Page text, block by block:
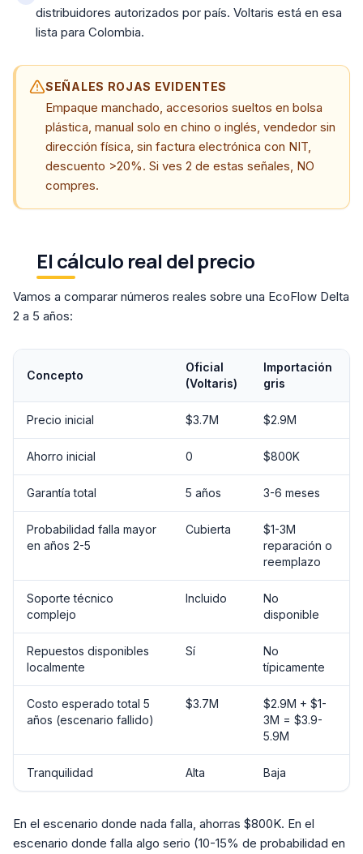
distribuidores autorizados por país. Voltaris está en esa
lista para Colombia.
SEÑALES ROJAS EVIDENTES
Empaque manchado, accesorios sueltos en bolsa
plástica, manual solo en chino o inglés, vendedor sin
dirección física, sin factura electrónica con NIT,
descuento >20%. Si ves 2 de estas señales, NO
compres.
El cálculo real del precio
Vamos a comparar números reales sobre una EcoFlow Delta
2 a 5 años:
Concepto
Oficial
(Voltaris)
Importación
gris
Precio inicial $3.7M $2.9M
Ahorro inicial 0 $800K
Garantía total 5 años 3-6 meses
Probabilidad falla mayor
en años 2-5
Cubierta
$1-3M
reparación o
reemplazo
Soporte técnico
complejo
Incluido
No
disponible
Repuestos disponibles
localmente
Sí
No
típicamente
Costo esperado total 5
años (escenario fallido)
$3.7M
$2.9M + $1-
3M = $3.9-
5.9M
Tranquilidad Alta Baja
En el escenario donde nada falla, ahorras $800K. En el
escenario donde falla algo serio (10-15% de probabilidad en